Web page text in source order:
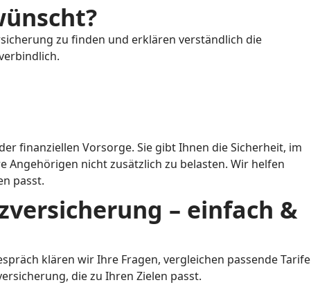
zu finden und erklären verständlich die
finanziellen Vorsorge. Sie gibt Ihnen die Sicherheit, im
nicht zusätzlich zu belasten. Wir helfen
passt.
– einfach &
klären wir Ihre Fragen, vergleichen passende Tarife
die zu Ihren Zielen passt.